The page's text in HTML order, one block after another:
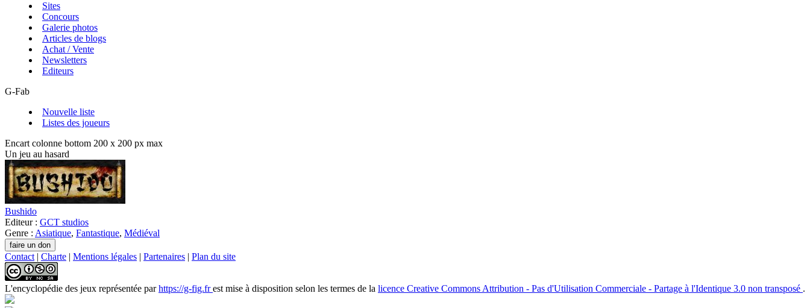
Sites
Concours
Galerie photos
Articles de blogs
Achat / Vente
Newsletters
Editeurs
G-Fab
Nouvelle liste
Listes des joueurs
Encart colonne bottom 200 x 200 px max
Un jeu au hasard
Bushido
Editeur : GCT studios
Genre : Asiatique, Fantastique, Médiéval
Contact | Charte | Mentions légales | Partenaires | Plan du site
L'encyclopédie des jeux représentée parhttps://g-fig.frest mise à disposition selon les termes de la licence Creative Commons Attribution - Pas d'Utilisation Commerciale - Partage à l'Identique 3.0 non transposé .